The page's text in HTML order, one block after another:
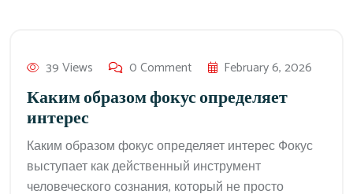
39 Views 0 Comment February 6, 2026
Каким образом фокус определяет
интерес
Каким образом фокус определяет интерес Фокус
выступает как действенный инструмент
человеческого сознания, который не просто